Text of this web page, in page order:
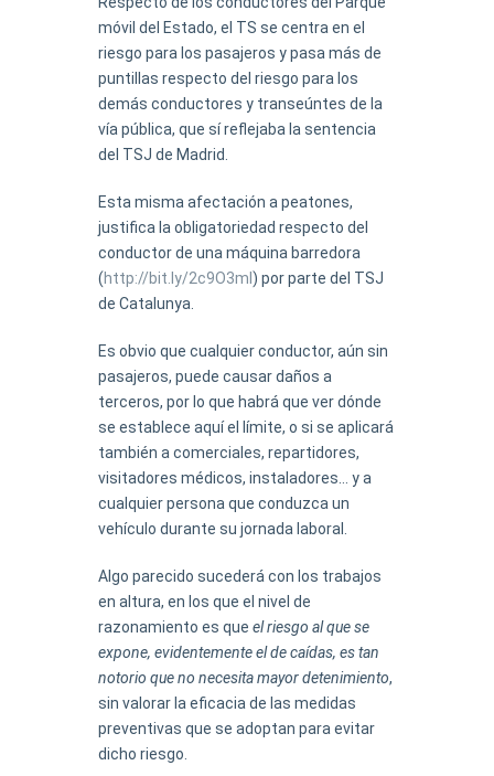
móvil del Estado, el TS se centra en el
riesgo para los pasajeros y pasa más de
puntillas respecto del riesgo para los
demás conductores y transeúntes de la
vía pública, que sí reflejaba la sentencia
del TSJ de Madrid.
Esta misma afectación a peatones,
justifica la obligatoriedad respecto del
conductor de una máquina barredora
(http://bit.ly/2c9O3ml ) por parte del TSJ
de Catalunya.
Es obvio que cualquier conductor, aún sin
pasajeros, puede causar daños a
terceros, por lo que habrá que ver dónde
se establece aquí el límite, o si se aplicará
también a comerciales, repartidores,
visitadores médicos, instaladores… y a
cualquier persona que conduzca un
vehículo durante su jornada laboral.
Algo parecido sucederá con los trabajos
en altura, en los que el nivel de
razonamiento es que el riesgo al que se
expone, evidentemente el de caídas, es tan
notorio que no necesita mayor detenimiento,
sin valorar la eficacia de las medidas
preventivas que se adoptan para evitar
dicho riesgo.